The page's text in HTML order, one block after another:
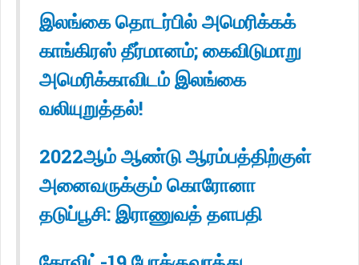
இலங்கை தொடர்பில் அமெரிக்கக்
காங்கிரஸ் தீர்மானம்; கைவிடுமாறு
அமெரிக்காவிடம் இலங்கை
வலியுறுத்தல்!
2022ஆம் ஆண்டு ஆரம்பத்திற்குள்
அனைவருக்கும் கொரோனா
தடுப்பூசி: இராணுவத் தளபதி